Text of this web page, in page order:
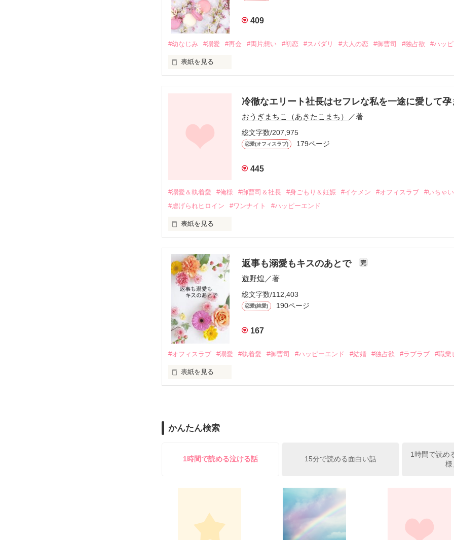
409
#幼なじみ #溺愛 #再会 #両片想い #初恋 #スパダリ #大人の恋 #御曹司 #独占欲 #ハッ
表紙を見る
しかし、ある出来事をきっかけに二人の関係は壊れてしまう。
関係修復もできないまま、美桜は両親の離婚によって
引っ越すことになり、哲平とも離れ離れになった。
そして、ひょんなことから
酔った勢いで一夜を共にしてしまった。
さらに、美桜が初めてだと知った哲平は
甘やかしてくる。
そんなある日、哲平は美桜がストーカー被害に
遭っていることを知る。
美桜を守るため、哲平は同居を提案してきて――。
夏木美桜(なつきみお)
✕
鳴海哲平 (なるみてっぺい)
止まっていたはずの二人の時間が、再び動き出す。
作品を読む
冷徹なエリート社長はセフレな私を一途に愛して孕
おうぎまちこ（あきたこまち） ／著
総文字数/207,975
恋愛(オフィスラブ) 179ページ
445
#溺愛＆執着愛 #俺様 #御曹司＆社長 #身ごもり＆妊娠 #イケメン #オフィスラブ
#いちゃ
#虐げられヒロイン
#ワンナイト #ハッピーエンド
表紙を見る
帰国後、美桜は新しい職場でワンナイトした美青年と再会。なんと彼の正体は、とあ
も関わらず、一族を離れて起業した新進気鋭の実業家、社内でも冷徹だと評判な社長
人だったのだ――！
なぜか恭司から飼い猫の世話係を命じられた美桜は、猫の世話を口実にしばしば呼び
返事も溺愛もキスのあとで 完
遊野煌 ／著
総文字数/112,403
恋愛(純愛) 190ページ
167
#オフィスラブ #溺愛 #執着愛 #御曹司 #ハッピーエンド #結婚 #独占欲 #ラブラブ #職業
表紙を見る
雪瀬鷹哉（29）が『──俺と結婚してくれないか』といきなりプロポーズをしてきた上
鷹哉『宜しくな、俺の雛子』🦅
シゴデキで冷徹な上司が見せる素顔は、なぜか想像以上に甘くて……🐥💓🦅
※表紙も作中使用の画像も全てフリー素材です。
※執筆期間2026.6.3〜7.20完結です。
※他サイトさんにて恋愛トレンド1位でした〜良かったら読んで頂けると嬉しいです。
かんたん検索
1時間で読める泣ける話 15分で読める面白い話
1時間で読め
様